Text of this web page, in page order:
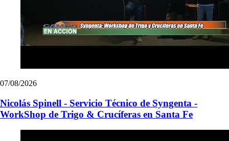
07/08/2026
Nicolás Spinell - Servicio Técnico de Syngenta -
WorkShop de Trigo & Crucíferas en Santa Fe